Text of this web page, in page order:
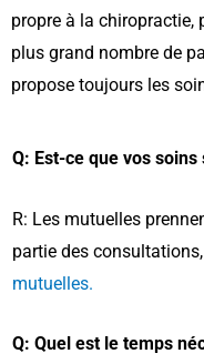
propre à la chiropractie,
plus grand nombre de
propose toujours les
Q: Est-ce que vos
R: Les mutuelles
partie des consultations,
mutuelles.
Q: Quel est le temps